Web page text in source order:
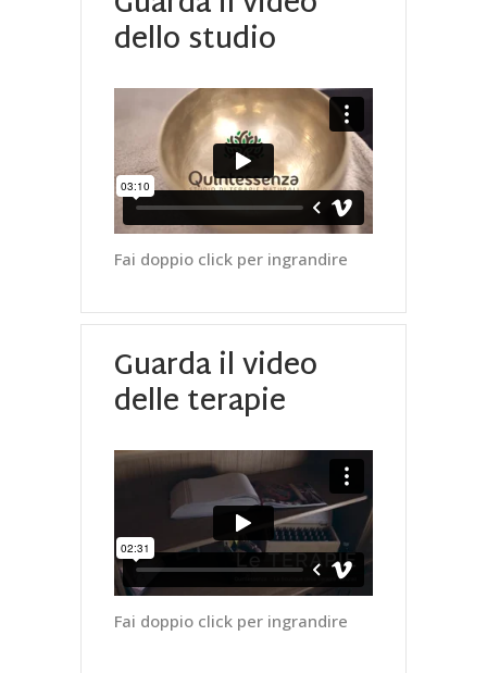
dello studio
Fai doppio click per ingrandire
Guarda il video
delle terapie
Fai doppio click per ingrandire